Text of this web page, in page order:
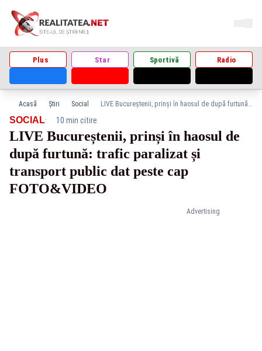
Plus Star Sportivă Radio
Acasă Știri Social LIVE Bucureștenii, prinși în haosul de după furtună: trafic paralizat și transport public dat peste cap FOTO&VIDEO
Advertising
SOCIAL· 10 min citire
LIVE Bucureștenii, prinși în haosul de
după furtună: trafic paralizat și
transport public dat peste cap
FOTO&VIDEO